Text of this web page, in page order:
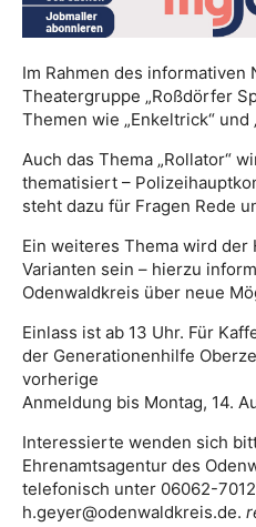
Im Rahmen des informativen
Theatergruppe „Roßdörfer
Themen wie „Enkeltrick“
Auch das Thema „Rollator“
thematisiert –
steht dazu für Fragen Rede
Ein weiteres Thema wird der
Varianten sein – hierzu
Odenwaldkreis über neue
Einlass ist ab 13 Uhr. Für
der Generationenhilfe
vorherige
Anmeldung bis Montag, 14.
Interessierte wenden sich
Ehrenamtsagentur des
telefonisch unter 06062-
h.geyer@odenwaldkreis.de.